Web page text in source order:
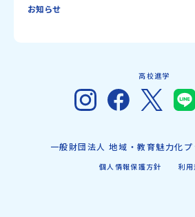
お知らせ
高校進学
一般財団法人 地域・教育魅力化
個人情報保護方針 利